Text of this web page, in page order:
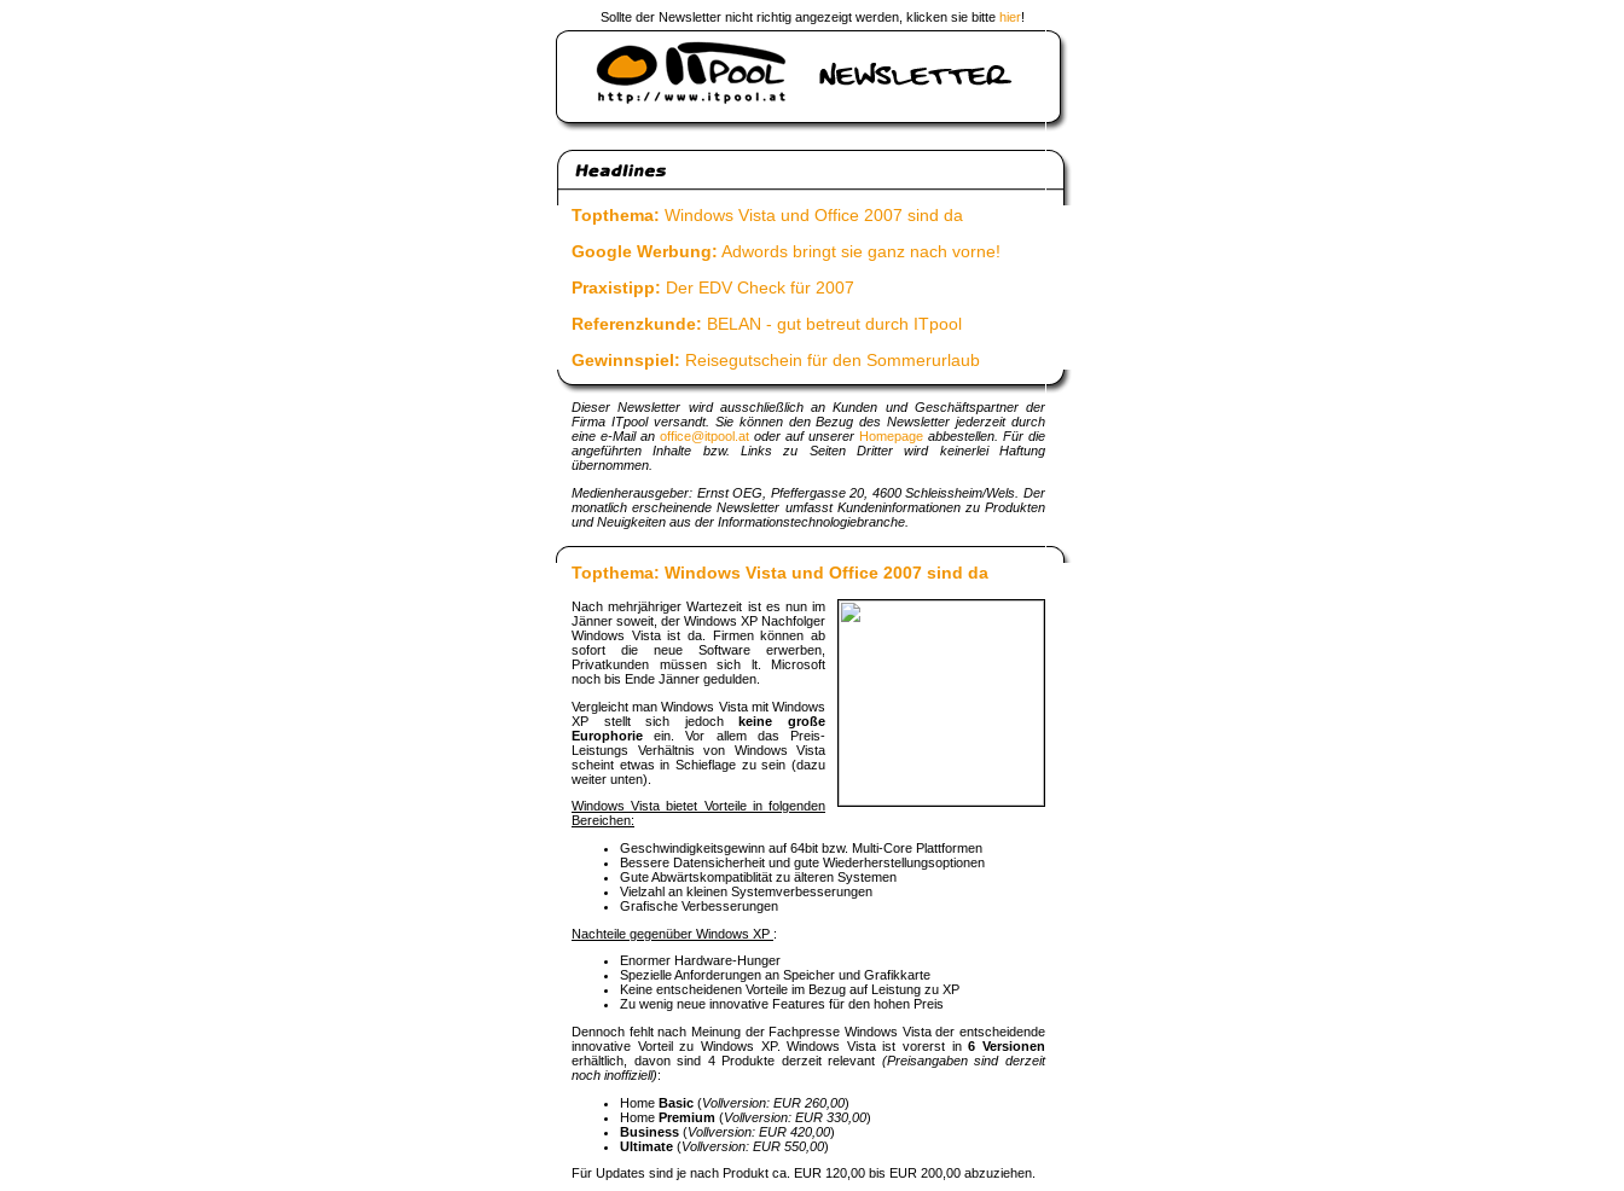
Sollte der Newsletter nicht richtig angezeigt werden, klicken sie bitte hier!
Topthema: Windows Vista und Office 2007 sind da
Google Werbung: Adwords bringt sie ganz nach vorne!
Praxistipp: Der EDV Check für 2007
Referenzkunde: BELAN - gut betreut durch ITpool
Gewinnspiel: Reisegutschein für den Sommerurlaub
Dieser Newsletter wird ausschließlich an Kunden und Geschäftspartner der
Firma ITpool versandt. Sie können den Bezug des Newsletter jederzeit durch
eine e-Mail an office@itpool.at oder auf unserer Homepage abbestellen. Für die
angeführten Inhalte bzw. Links zu Seiten Dritter wird keinerlei Haftung
übernommen.
Medienherausgeber: Ernst OEG, Pfeffergasse 20, 4600 Schleissheim/Wels. Der
monatlich erscheinende Newsletter umfasst Kundeninformationen zu Produkten
und Neuigkeiten aus der Informationstechnologiebranche.
Topthema: Windows Vista und Office 2007 sind da
Nach mehrjähriger Wartezeit ist es nun im
Jänner soweit, der Windows XP Nachfolger
Windows Vista ist da. Firmen können ab
sofort die neue Software erwerben,
Privatkunden müssen sich lt. Microsoft
noch bis Ende Jänner gedulden.
Vergleicht man Windows Vista mit Windows
XP stellt sich jedochkeine große
Europhorie ein. Vor allem das Preis-
Leistungs Verhältnis von Windows Vista
scheint etwas in Schieflage zu sein (dazu
weiter unten).
Windows Vista bietet Vorteile in folgenden
Bereichen:
Geschwindigkeitsgewinn auf 64bit bzw. Multi-Core Plattformen
Bessere Datensicherheit und gute Wiederherstellungsoptionen
Gute Abwärtskompatiblität zu älteren Systemen
Vielzahl an kleinen Systemverbesserungen
Grafische Verbesserungen
Nachteile gegenüber Windows XP :
Enormer Hardware-Hunger
Spezielle Anforderungen an Speicher und Grafikkarte
Keine entscheidenen Vorteile im Bezug auf Leistung zu XP
Zu wenig neue innovative Features für den hohen Preis
Dennoch fehlt nach Meinung der Fachpresse Windows Vista der entscheidende
innovative Vorteil zu Windows XP. Windows Vista ist vorerst in6 Versionen
erhältlich, davon sind 4 Produkte derzeit relevant (Preisangaben sind derzeit
noch inoffiziell):
Home Basic (Vollversion: EUR 260,00)
Home Premium (Vollversion: EUR 330,00)
Business (Vollversion: EUR 420,00)
Ultimate (Vollversion: EUR 550,00)
Für Updates sind je nach Produkt ca. EUR 120,00 bis EUR 200,00 abzuziehen.